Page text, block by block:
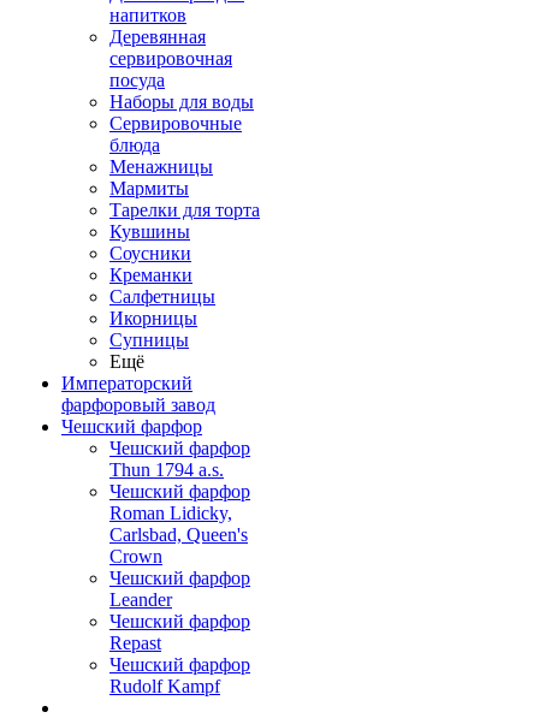
напитков
Деревянная
сервировочная
посуда
Наборы для воды
Сервировочные
блюда
Менажницы
Мармиты
Тарелки для торта
Кувшины
Соусники
Креманки
Салфетницы
Икорницы
Супницы
Ещё
Императорский
фарфоровый завод
Чешский фарфор
Чешский фарфор
Thun 1794 a.s.
Чешский фарфор
Roman Lidicky,
Carlsbad, Queen's
Crown
Чешский фарфор
Leander
Чешский фарфор
Repast
Чешский фарфор
Rudolf Kampf